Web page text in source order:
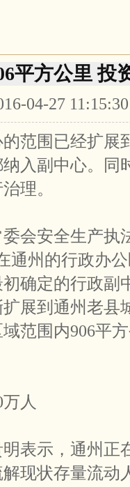
平方公里 投
04-27
范围已经扩展
入副中心。同
理。
会安全生产执
通州的行政办
确定的行政副
展到通州老县
范围内906平
人
表示，通州正
现状存量流动